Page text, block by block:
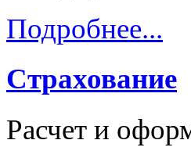
Подробнее...
Страхование
Расчет и